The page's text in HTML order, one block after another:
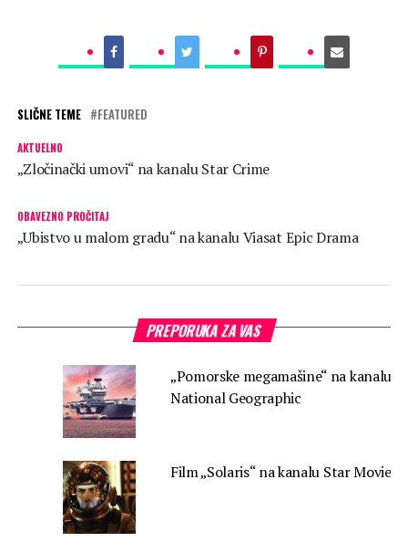
SLIČNE TEME FEATURED
AKTUELNO
„Zločinački umovi“ na kanalu Star Crime
OBAVEZNO PROČITAJ
„Ubistvo u malom gradu“ na kanalu Viasat Epic Drama
PREPORUKA ZA VAS
„Pomorske megamašine“ na kanalu
National Geographic
Film „Solaris“ na kanalu Star Movies